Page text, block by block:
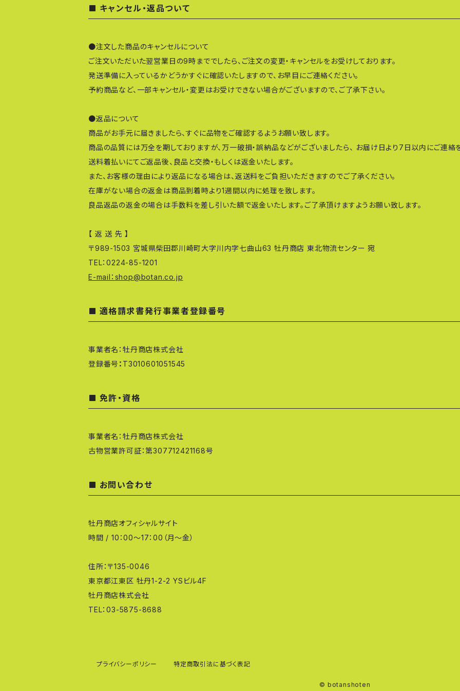
キャンセル・返品ついて
●注文した商品のキャンセルについて
ご注文いただいた翌営業日の9時まででしたら、ご注文の変更・キャンセルをお受けしております。
発送準備に入っているかどうかすぐに確認いたしますので、お早目にご連絡ください。
予約商品など、一部キャンセル・変更はお受けできない場合がございますので、ご了承下さい。
●返品について
商品がお手元に届きましたら、すぐに品物をご確認するようお願い致します。
商品の品質には万全を期しておりますが、万一破損・誤納品などがございましたら、 お届け日より7日以内にご連絡
送料着払いにてご返品後、良品と交換・もしくは返金いたします。
また、お客様の理由により返品になる場合は、返送料をご負担いただきますのでご了承ください。
在庫がない場合の返金は商品到着時より1週間以内に処理を致します。
良品返品の返金の場合は手数料を差し引いた額で返金いたします。ご了承頂けますようお願い致します。
【 返 送 先 】
〒989-1503 宮城県柴田郡川崎町大字川内字七曲山63 牡丹商店 東北物流センター 宛
TEL：0224-85-1201
E-mail： shop@botan.co.jp
適格請求書発行事業者登録番号
事業者名：牡丹商店株式会社
登録番号 ： T3010601051545
免許・資格
事業者名：牡丹商店株式会社
古物営業許可証：第307712421168号
お問い合わせ
牡丹商店オフィシャルサイト
時間 / 10：00～17：00（月～金）
住所：〒135-0046
東京都江東区 牡丹1-2-2 YSビル4F
牡丹商店株式会社
TEL：03-5875-8688
プライバシーポリシー 特定商取引法に基づく表記
© botanshoten